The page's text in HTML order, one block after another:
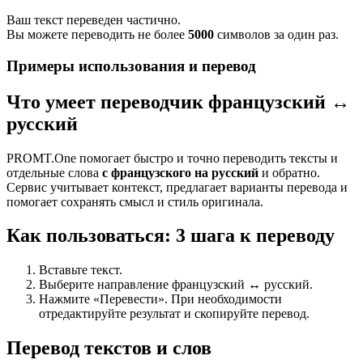
Ваш текст переведен частично.
Вы можете переводить не более 5000 символов за один раз.
Примеры использования и перевод
Что умеет переводчик французский ↔
русский
PROMT.One помогает быстро и точно переводить тексты и
отдельные слова с французского на русский и обратно.
Сервис учитывает контекст, предлагает варианты перевода и
помогает сохранять смысл и стиль оригинала.
Как пользоваться: 3 шага к переводу
Вставьте текст.
Выберите направление французский ↔ русский.
Нажмите «Перевести». При необходимости
отредактируйте результат и скопируйте перевод.
Перевод текстов и слов